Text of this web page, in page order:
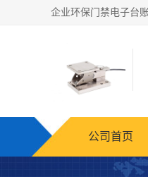
公司首页